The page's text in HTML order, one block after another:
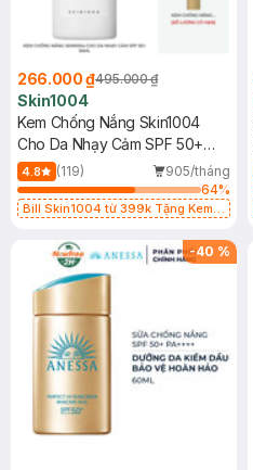
266.000 ₫495.000 ₫
Skin1004
Kem Chống Nắng Skin1004
Cho Da Nhạy Cảm SPF 50+
50ml
4.8 (119)
905/tháng
64%
Bill Skin1004 từ 399k Tặng Kem
SPF 50+ 20ml (SL Có Hạn)
-40 %